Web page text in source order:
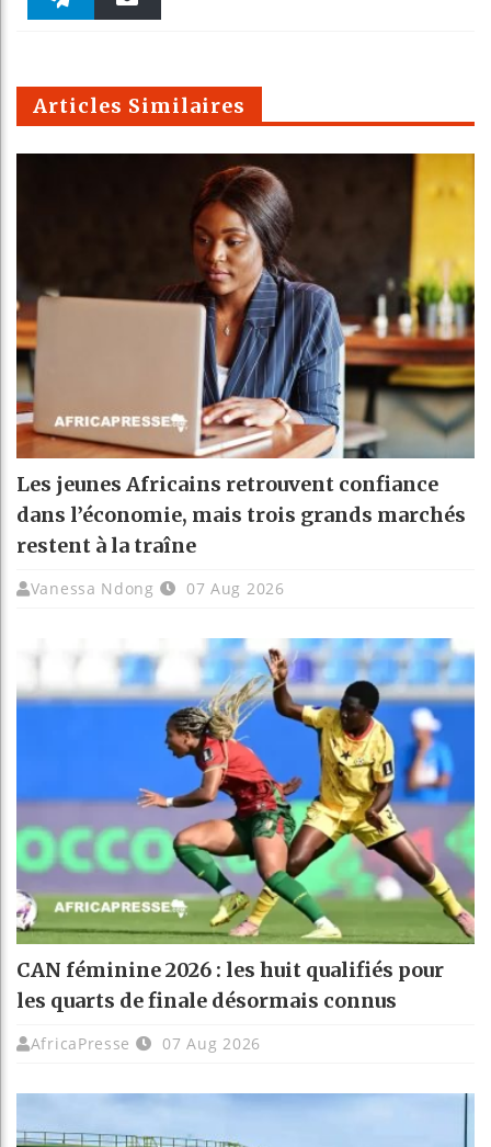
m
Articles Similaires
Les jeunes Africains retrouvent confiance
dans l’économie, mais trois grands marchés
restent à la traîne
Vanessa Ndong 07 Aug 2026
CAN féminine 2026 : les huit qualifiés pour
les quarts de finale désormais connus
AfricaPresse 07 Aug 2026